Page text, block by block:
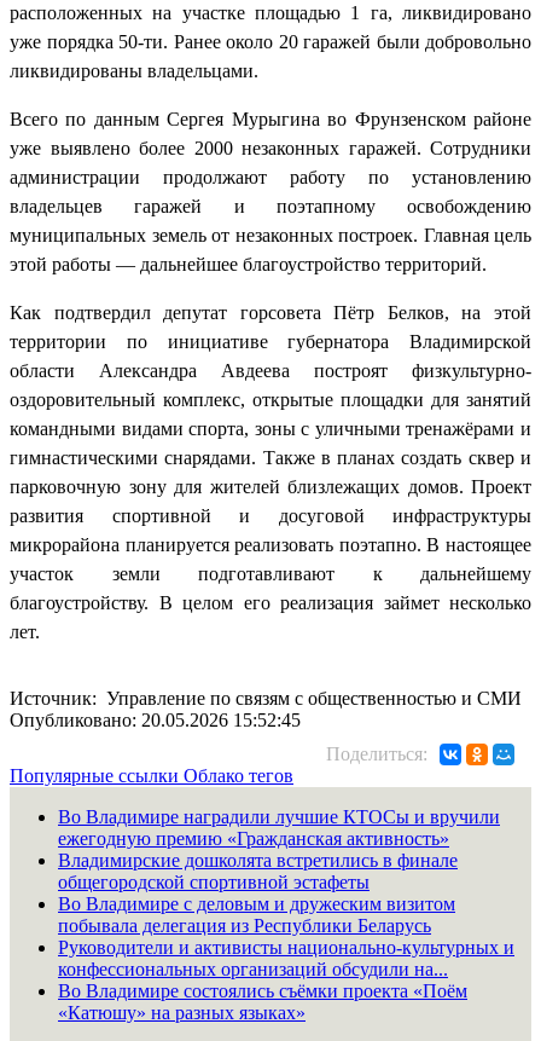
расположенных на участке площадью 1 га, ликвидировано
уже порядка 50-ти. Ранее около 20 гаражей были добровольно
ликвидированы владельцами.
Всего по данным Сергея Мурыгина во Фрунзенском районе
уже выявлено более 2000 незаконных гаражей. Сотрудники
администрации продолжают работу по установлению
владельцев гаражей и поэтапному освобождению
муниципальных земель от незаконных построек. Главная цель
этой работы — дальнейшее благоустройство территорий.
Как подтвердил депутат горсовета Пётр Белков, на этой
территории по инициативе губернатора Владимирской
области Александра Авдеева построят физкультурно-
оздоровительный комплекс, открытые площадки для занятий
командными видами спорта, зоны с уличными тренажёрами и
гимнастическими снарядами. Также в планах создать сквер и
парковочную зону для жителей близлежащих домов. Проект
развития спортивной и досуговой инфраструктуры
микрорайона планируется реализовать поэтапно. В настоящее
участок земли подготавливают к дальнейшему
благоустройству. В целом его реализация займет несколько
лет.
Источник: Управление по связям с общественностью и СМИ
Опубликовано: 20.05.2026 15:52:45
Поделиться:
Популярные ссылки Облако тегов
Во Владимире наградили лучшие КТОСы и вручили
ежегодную премию «Гражданская активность»
Владимирские дошколята встретились в финале
общегородской спортивной эстафеты
Во Владимире с деловым и дружеским визитом
побывала делегация из Республики Беларусь
Руководители и активисты национально-культурных и
конфессиональных организаций обсудили на...
Во Владимире состоялись съёмки проекта «Поём
«Катюшу» на разных языках»